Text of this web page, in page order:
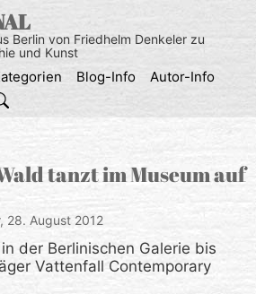
Berlin von Friedhelm Denkeler zu
und Kunst
Blog-Info
Autor-Info
tanzt im Museum auf
28. August 2012
der Berlinischen Galerie bis
Vattenfall Contemporary